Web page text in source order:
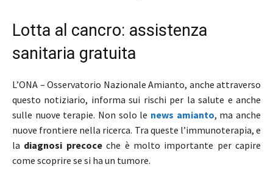
Lotta al cancro: assistenza
sanitaria gratuita
L’ONA – Osservatorio Nazionale Amianto, anche attraverso
questo notiziario, informa sui rischi per la salute e anche
sulle nuove terapie. Non solo le news amianto, ma anche
nuove frontiere nella ricerca. Tra queste l’immunoterapia, e
la diagnosi precoceche è molto importante per capire
come scoprire se si ha un tumore.